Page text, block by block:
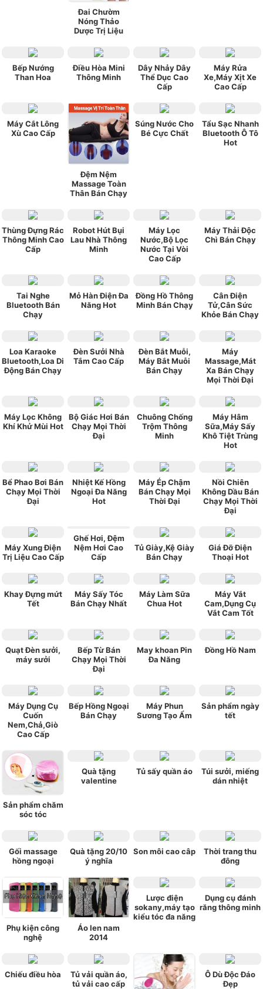
Đai Chườm
Nóng Thảo
Dược Trị Liệu
Bếp Nướng
Than Hoa
Điều Hòa Mini
Thông Minh
Dây Nhảy Dây
Thể Dục Cao
Cấp
Máy Rửa
Xe,Máy Xịt Xe
Cao Cấp
Máy Cắt Lông
Xù Cao Cấp
Đệm Nệm
Massage Toàn
Thân Bán Chạy
Súng Nước Cho
Bé Cực Chất
Tẩu Sạc Nhanh
Bluetooth Ô Tô
Hot
Thùng Đựng Rác
Thông Minh Cao
Cấp
Robot Hút Bụi
Lau Nhà Thông
Minh
Máy Lọc
Nước,Bộ Lọc
Nước Tại Vòi
Cao Cấp
Máy Thải Độc
Chì Bán Chạy
Tai Nghe
Bluetooth Bán
Chạy
Mỏ Hàn Điện Đa
Năng Hot
Đồng Hồ Thông
Minh Bán Chạy
Cân Điện
Tử,Cân Sức
Khỏe Bán Chạy
Loa Karaoke
Bluetooth,Loa Di
Động Bán Chạy
Đèn Sưởi Nhà
Tắm Cao Cấp
Đèn Bắt Muỗi,
Máy Bắt Muỗi
Bán Chạy
Máy
Massage,Mát
Xa Bán Chạy
Mọi Thời Đại
Máy Lọc Không
Khí Khử Mùi Hot
Bộ Giác Hơi Bán
Chạy Mọi Thời
Đại
Chuông Chống
Trộm Thông
Minh
Máy Hâm
Sữa,Máy Sấy
Khô Tiệt Trùng
Hot
Bể Phao Bơi Bán
Chạy Mọi Thời
Đại
Nhiệt Kế Hồng
Ngoại Đa Năng
Hot
Máy Ép Chậm
Bán Chạy Mọi
Thời Đại
Nồi Chiên
Không Dầu Bán
Chạy Mọi Thời
Đại
Máy Xung Điện
Trị Liệu Cao Cấp
Ghế Hơi, Đệm
Nệm Hơi Cao
Cấp
Tủ Giày,Kệ Giày
Bán Chạy
Giá Đỡ Điện
Thoại Hot
Khay Đựng mứt
Tết
Máy Sấy Tóc
Bán Chạy Nhất
Máy Làm Sữa
Chua Hot
Máy Vắt
Cam,Dụng Cụ
Vắt Cam Tốt
Quạt Đèn sưởi,
máy sưởi
Bếp Từ Bán
Chạy Mọi Thời
Đại
May khoan Pin
Đa Năng
Đồng Hồ Nam
Máy Dụng Cụ
Cuốn
Nem,Chả,Giò
Cao Cấp
Bếp Hồng Ngoại
Bán Chạy
Máy Phun
Sương Tạo Ẩm
Sản phẩm ngày
tết
Sản phẩm chăm
sóc tóc
Quà tặng
valentine
Tủ sấy quần áo
Túi sưởi, miếng
dán nhiệt
Gối massage
hồng ngoại
Quà tặng 20/10
ý nghĩa
Son môi cao câp
Thời trang thu
đông
Phụ kiện công
nghệ
Áo len nam
2014
Lược điện
sokany,máy tạo
kiểu tóc đa năng
Dụng cụ đánh
răng thông minh
Chiếu điều hòa
Tủ vải quần áo,
tủ vải cao cấp
Ô Dù Độc Đáo
Đẹp